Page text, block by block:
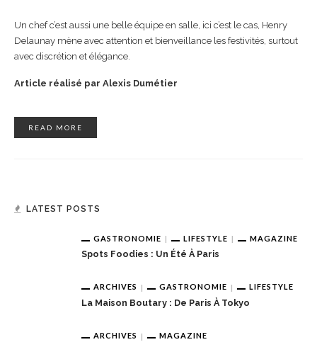
Un chef c’est aussi une belle équipe en salle, ici c’est le cas, Henry
Delaunay mène avec attention et bienveillance les festivités, surtout
avec discrétion et élégance.
Article réalisé par Alexis Dumétier
READ MORE
LATEST POSTS
GASTRONOMIE LIFESTYLE MAGAZINE
Spots Foodies : Un Été À Paris
ARCHIVES GASTRONOMIE LIFESTYLE
La Maison Boutary : De Paris À Tokyo
ARCHIVES MAGAZINE